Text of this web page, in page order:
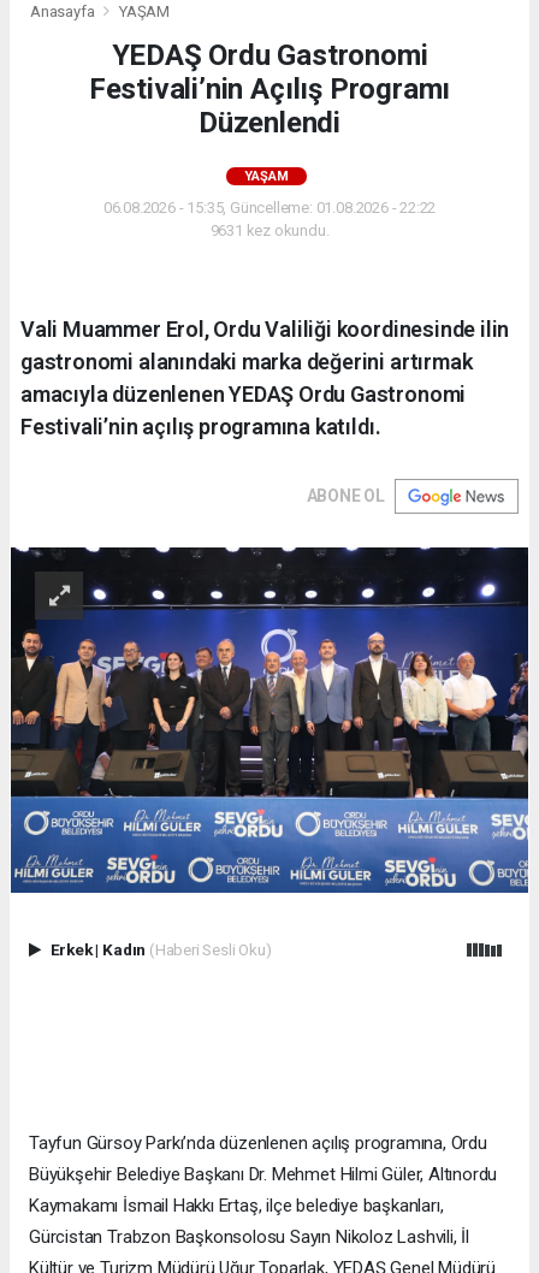
Anasayfa YAŞAM
YEDAŞ Ordu Gastronomi
Festivali’nin Açılış Programı
Düzenlendi
YAŞAM
06.08.2026 - 15:35, Güncelleme: 01.08.2026 - 22:22
9631 kez okundu.
Vali Muammer Erol, Ordu Valiliği koordinesinde ilin
gastronomi alanındaki marka değerini artırmak
amacıyla düzenlenen YEDAŞ Ordu Gastronomi
Festivali’nin açılış programına katıldı.
ABONE OL
Erkek| Kadın (Haberi Sesli Oku)
Tayfun Gürsoy Parkı’nda düzenlenen açılış programına, Ordu
Büyükşehir Belediye Başkanı Dr. Mehmet Hilmi Güler, Altınordu
Kaymakamı İsmail Hakkı Ertaş, ilçe belediye başkanları,
Gürcistan Trabzon Başkonsolosu Sayın Nikoloz Lashvili, İl
Kültür ve Turizm Müdürü Uğur Toparlak, YEDAŞ Genel Müdürü